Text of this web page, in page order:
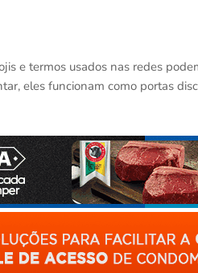
e termos usados nas redes
eles funcionam como portas